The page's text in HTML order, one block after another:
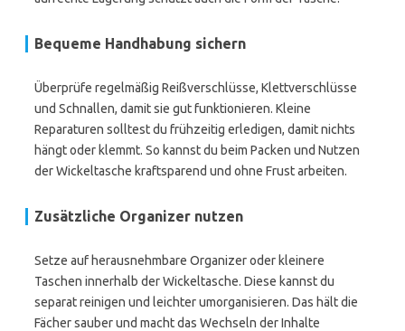
Bequeme Handhabung sichern
Überprüfe regelmäßig Reißverschlüsse, Klettverschlüsse
und Schnallen, damit sie gut funktionieren. Kleine
Reparaturen solltest du frühzeitig erledigen, damit nichts
hängt oder klemmt. So kannst du beim Packen und Nutzen
der Wickeltasche kraftsparend und ohne Frust arbeiten.
Zusätzliche Organizer nutzen
Setze auf herausnehmbare Organizer oder kleinere
Taschen innerhalb der Wickeltasche. Diese kannst du
separat reinigen und leichter umorganisieren. Das hält die
Fächer sauber und macht das Wechseln der Inhalte